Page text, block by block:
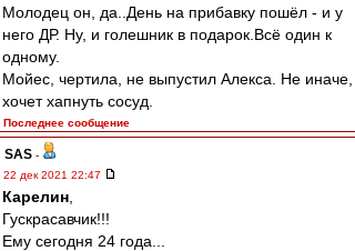
Молодец он, да..День на прибавку пошёл - и у
него ДР. Ну, и голешник в подарок.Всё один к
одному.
Мойес, чертила, не выпустил Алекса. Не иначе,
хочет хапнуть сосуд.
Последнее сообщение
SAS -
22 дек 2021 22:47
Карелин
Гускрасавчик!!!
Ему сегодня 24 года...